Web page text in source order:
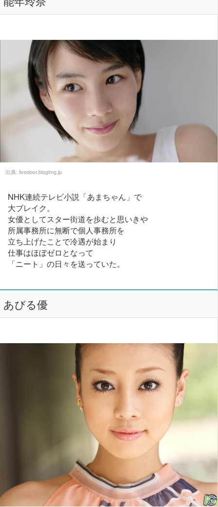
出典: livedoor.blogimg.jp
NHK連続テレビ小説「あまちゃん」で
大ブレイク。
女優としてスター街道を歩むと思いきや
所属事務所に無断で個人事務所を
立ち上げたことで冷遇が始まり
仕事はほぼゼロとなって
「ニート」の日々を送っていた。
あびる優